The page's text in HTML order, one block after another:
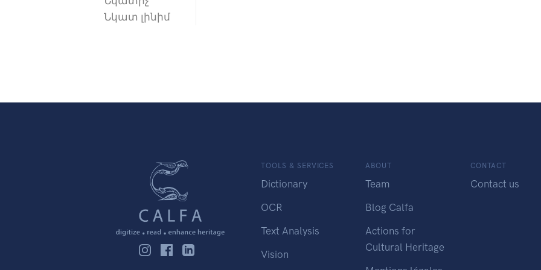
Նկատ լինիմ
TOOLS & SERVICES
Dictionary
OCR
Text Analysis
Vision
ABOUT
Team
Blog Calfa
Actions for
Cultural Heritage
CONTACT
Contact us